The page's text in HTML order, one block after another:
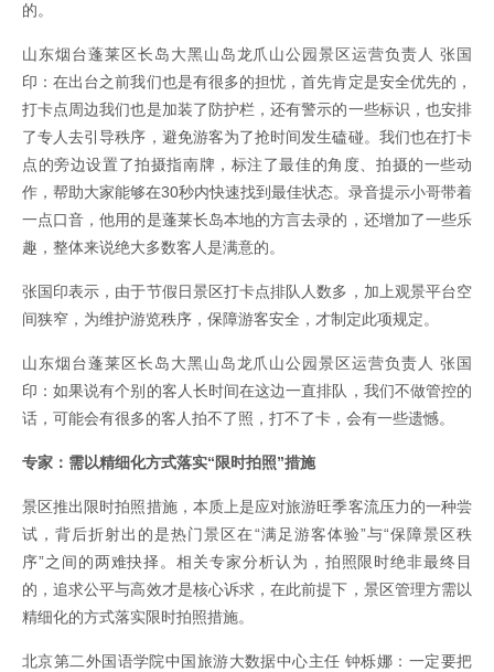
的。
山东烟台蓬莱区长岛大黑山岛龙爪山公园景区运营负责人 张国
印：在出台之前我们也是有很多的担忧，首先肯定是安全优先的，
打卡点周边我们也是加装了防护栏，还有警示的一些标识，也安排
了专人去引导秩序，避免游客为了抢时间发生磕碰。我们也在打卡
点的旁边设置了拍摄指南牌，标注了最佳的角度、拍摄的一些动
作，帮助大家能够在30秒内快速找到最佳状态。录音提示小哥带着
一点口音，他用的是蓬莱长岛本地的方言去录的，还增加了一些乐
趣，整体来说绝大多数客人是满意的。
张国印表示，由于节假日景区打卡点排队人数多，加上观景平台空
间狭窄，为维护游览秩序，保障游客安全，才制定此项规定。
山东烟台蓬莱区长岛大黑山岛龙爪山公园景区运营负责人 张国
印：如果说有个别的客人长时间在这边一直排队，我们不做管控的
话，可能会有很多的客人拍不了照，打不了卡，会有一些遗憾。
专家：需以精细化方式落实“限时拍照”措施
景区推出限时拍照措施，本质上是应对旅游旺季客流压力的一种尝
试，背后折射出的是热门景区在“满足游客体验”与“保障景区秩
序”之间的两难抉择。相关专家分析认为，拍照限时绝非最终目
的，追求公平与高效才是核心诉求，在此前提下，景区管理方需以
精细化的方式落实限时拍照措施。
北京第二外国语学院中国旅游大数据中心主任 钟栎娜：一定要把